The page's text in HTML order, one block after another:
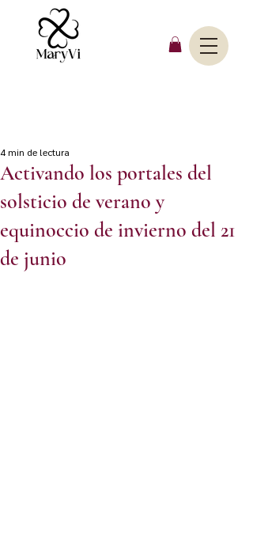
Activando los portales del
solsticio de verano y
equinoccio de invierno del 21
de junio
4 min de lectura